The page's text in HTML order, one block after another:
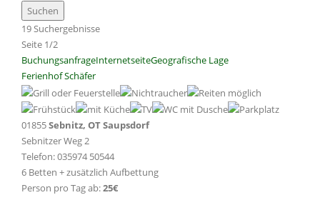
19 Suchergebnisse
Seite 1/2
BuchungsanfrageInternetseiteGeografische Lage
Ferienhof Schäfer
01855Sebnitz, OT Saupsdorf
Sebnitzer Weg 2
Telefon: 035974 50544
6 Betten + zusätzlich Aufbettung
Person pro Tag ab:25€